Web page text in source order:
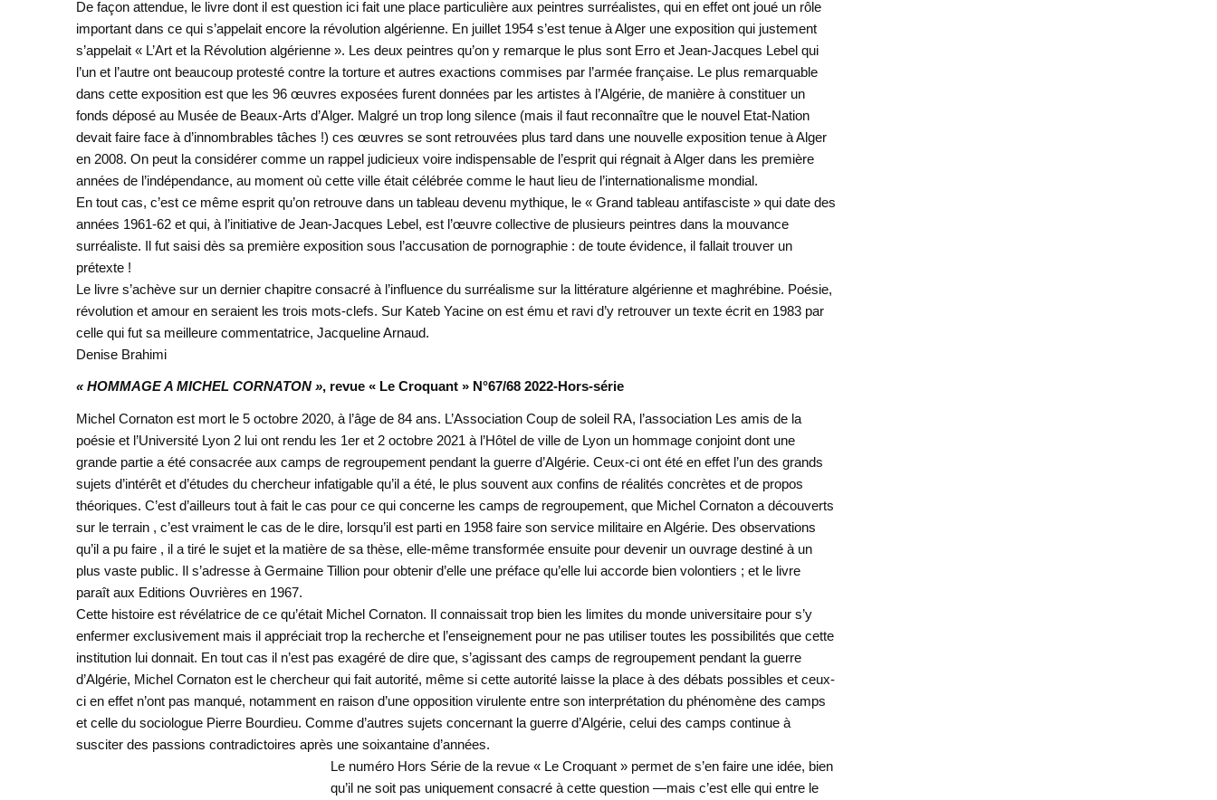
De façon attendue, le livre dont il est question ici fait une place particulière aux peintres surréalistes, qui en effet ont joué un rôle
important dans ce qui s’appelait encore la révolution algérienne. En juillet 1954 s’est tenue à Alger une exposition qui justement
s’appelait « L’Art et la Révolution algérienne ». Les deux peintres qu’on y remarque le plus sont Erro et Jean-Jacques Lebel qui
l’un et l’autre ont beaucoup protesté contre la torture et autres exactions commises par l’armée française. Le plus remarquable
dans cette exposition est que les 96 œuvres exposées furent données par les artistes à l’Algérie, de manière à constituer un
fonds déposé au Musée de Beaux-Arts d’Alger. Malgré un trop long silence (mais il faut reconnaître que le nouvel Etat-Nation
devait faire face à d’innombrables tâches !) ces œuvres se sont retrouvées plus tard dans une nouvelle exposition tenue à Alger
en 2008. On peut la considérer comme un rappel judicieux voire indispensable de l’esprit qui régnait à Alger dans les première
années de l’indépendance, au moment où cette ville était célébrée comme le haut lieu de l’internationalisme mondial.
En tout cas, c’est ce même esprit qu’on retrouve dans un tableau devenu mythique, le « Grand tableau antifasciste » qui date des
années 1961-62 et qui, à l’initiative de Jean-Jacques Lebel, est l’œuvre collective de plusieurs peintres dans la mouvance
surréaliste. Il fut saisi dès sa première exposition sous l’accusation de pornographie : de toute évidence, il fallait trouver un
prétexte !
Le livre s’achève sur un dernier chapitre consacré à l’influence du surréalisme sur la littérature algérienne et maghrébine. Poésie,
révolution et amour en seraient les trois mots-clefs. Sur Kateb Yacine on est ému et ravi d’y retrouver un texte écrit en 1983 par
celle qui fut sa meilleure commentatrice, Jacqueline Arnaud.
Denise Brahimi
« HOMMAGE A MICHEL CORNATON », revue « Le Croquant » N°67/68 2022-Hors-série
Michel Cornaton est mort le 5 octobre 2020, à l’âge de 84 ans. L’Association Coup de soleil RA, l’association Les amis de la
poésie et l’Université Lyon 2 lui ont rendu les 1er et 2 octobre 2021 à l’Hôtel de ville de Lyon un hommage conjoint dont une
grande partie a été consacrée aux camps de regroupement pendant la guerre d’Algérie. Ceux-ci ont été en effet l’un des grands
sujets d’intérêt et d’études du chercheur infatigable qu’il a été, le plus souvent aux confins de réalités concrètes et de propos
théoriques. C’est d’ailleurs tout à fait le cas pour ce qui concerne les camps de regroupement, que Michel Cornaton a découverts
sur le terrain , c’est vraiment le cas de le dire, lorsqu’il est parti en 1958 faire son service militaire en Algérie. Des observations
qu’il a pu faire , il a tiré le sujet et la matière de sa thèse, elle-même transformée ensuite pour devenir un ouvrage destiné à un
plus vaste public. Il s’adresse à Germaine Tillion pour obtenir d’elle une préface qu’elle lui accorde bien volontiers ; et le livre
paraît aux Editions Ouvrières en 1967.
Cette histoire est révélatrice de ce qu’était Michel Cornaton. Il connaissait trop bien les limites du monde universitaire pour s’y
enfermer exclusivement mais il appréciait trop la recherche et l’enseignement pour ne pas utiliser toutes les possibilités que cette
institution lui donnait. En tout cas il n’est pas exagéré de dire que, s’agissant des camps de regroupement pendant la guerre
d’Algérie, Michel Cornaton est le chercheur qui fait autorité, même si cette autorité laisse la place à des débats possibles et ceux-
ci en effet n’ont pas manqué, notamment en raison d’une opposition virulente entre son interprétation du phénomène des camps
et celle du sociologue Pierre Bourdieu. Comme d’autres sujets concernant la guerre d’Algérie, celui des camps continue à
susciter des passions contradictoires après une soixantaine d’années.
Le numéro Hors Série de la revue « Le Croquant » permet de s’en faire une idée, bien
qu’il ne soit pas uniquement consacré à cette question —mais c’est elle qui entre le